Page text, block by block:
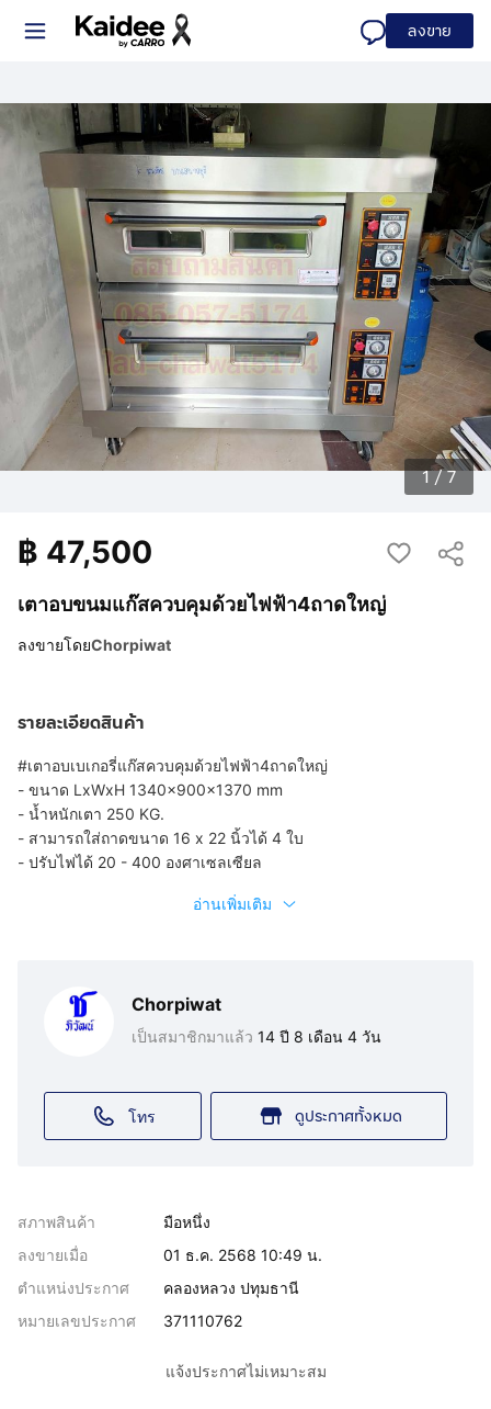
ลงขาย
1/7
เตาอบขนมแก๊สควบคุมด้วยไฟฟ้า4ถาดใหญ่
฿ 47,500
ลงขายโดยChorpiwat
รายละเอียดสินค้า
#เตาอบเบเกอรี่แก๊สควบคุมด้วยไฟฟ้า4ถาดใหญ่
- ขนาด LxWxH 1340x900x1370 mm
- น้ำหนักเตา 250 KG.
- สามารถใส่ถาดขนาด 16 x 22 นิ้วได้ 4 ใบ
- ปรับไฟได้ 20 - 400 องศาเซลเซียล
อ่านเพิ่มเติม
Chorpiwat
เป็นสมาชิกมาแล้ว 14 ปี 8 เดือน 4 วัน
โทร ดูประกาศทั้งหมด
สภาพสินค้า
มือหนึ่ง
ลงขายเมื่อ
01 ธ.ค. 2568 10:49 น.
ตำแหน่งประกาศ
คลองหลวง ปทุมธานี
หมายเลขประกาศ
371110762
แจ้งประกาศไม่เหมาะสม